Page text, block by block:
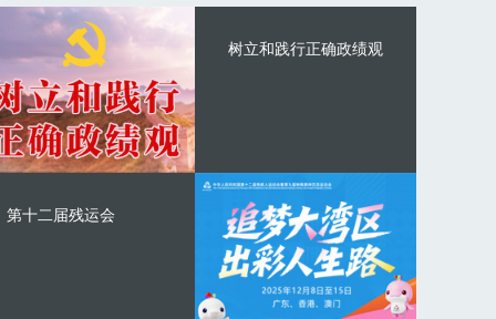
树立和践行正确政绩观
第十二届残运会